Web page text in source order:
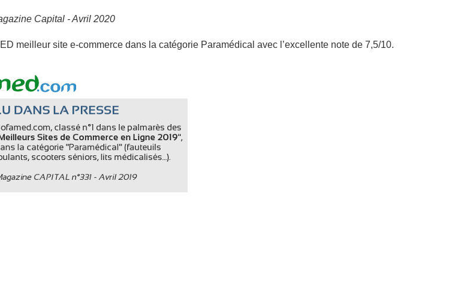
Capital - Avril 2020
meilleur site e-commerce dans la catégorie Paramédical avec l’excellente note de 7,5/10.